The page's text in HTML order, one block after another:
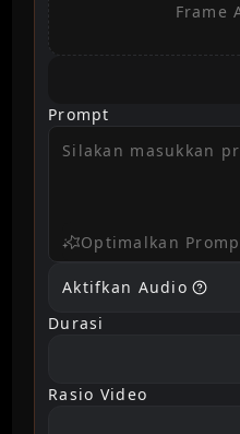
Frame
Prompt
Optimalkan
Aktifkan Audio
Durasi
Rasio Video